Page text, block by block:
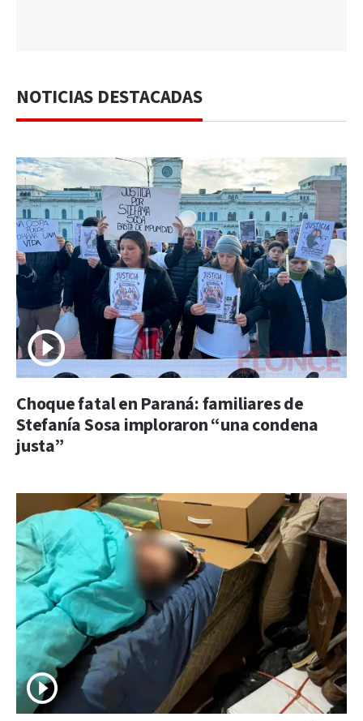
NOTICIAS DESTACADAS
Choque fatal en Paraná: familiares de
Stefanía Sosa imploraron “una condena
justa”